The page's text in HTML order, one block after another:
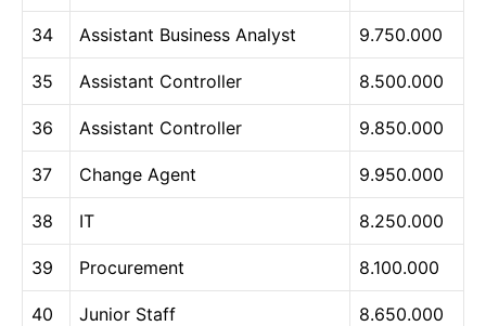
34 Assistant Business Analyst 9.750.000
35 Assistant Controller 8.500.000
36 Assistant Controller 9.850.000
37 Change Agent 9.950.000
38 IT 8.250.000
39 Procurement 8.100.000
40 Junior Staff 8.650.000